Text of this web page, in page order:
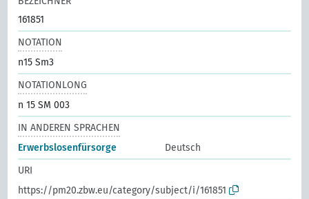
161851
NOTATION
n15 Sm3
NOTATIONLONG
n 15 SM 003
IN ANDEREN SPRACHEN
Erwerbslosenfürsorge
Deutsch
URI
https://pm20.zbw.eu/category/subject/i/161851